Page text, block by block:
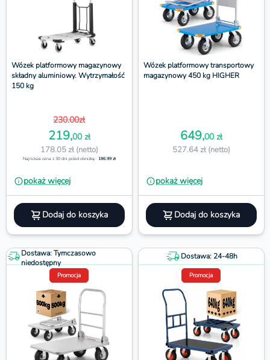
Wózek platformowy magazynowy
składny aluminiowy. Wytrzymałość
150 kg
230.00zł
219,00 zł
178.05 zł (netto)
Najniższa cena z 30 dni przed obniżką: 186.99 zł
pokaż więcej
Dodaj do koszyka
Wózek platformowy transportowy
magazynowy 450 kg HIGHER
649,00 zł
527.64 zł (netto)
pokaż więcej
Dodaj do koszyka
Dostawa: Tymczasowo
niedostępny
Promocja
Dostawa: 24-48h
Promocja